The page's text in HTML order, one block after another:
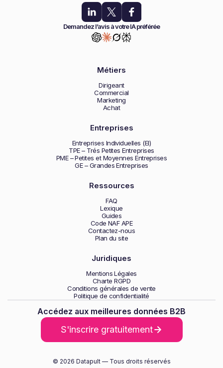
Demandez l’avis à votre IA préférée
Métiers
Dirigeant
Commercial
Marketing
Achat
Entreprises
Entreprises Individuelles (EI)
TPE – Trés Petites Entreprises
PME – Petites et Moyennes Entreprises
GE – Grandes Entreprises
Ressources
FAQ
Lexique
Guides
Code NAF APE
Contactez-nous
Plan du site
Juridiques
Mentions Légales
Charte RGPD
Conditions générales de vente
Politique de confidentialité
Accédez aux meilleures données B2B
S'inscrire gratuitement
© 2026 Datapult — Tous droits réservés